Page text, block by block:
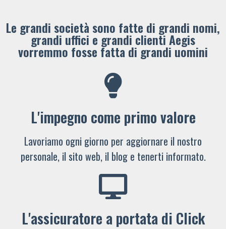
Le grandi società sono fatte di grandi nomi,
grandi uffici e grandi clienti ​Aegis
vorremmo fosse fatta di grandi uomini
L'impegno come primo valore
Lavoriamo ogni giorno per aggiornare il nostro
personale, il sito web, il blog e tenerti informato.
L'assicuratore a portata di Click